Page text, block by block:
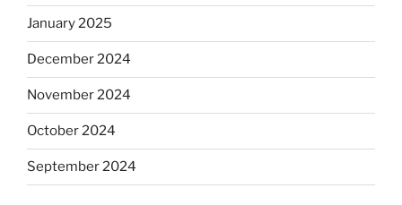
January 2025
December 2024
November 2024
October 2024
September 2024